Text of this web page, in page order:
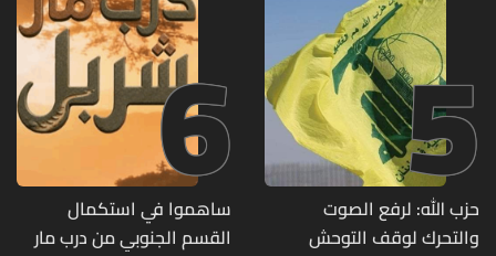
5
حزب الله: لرفع الصوت
والتحرك لوقف التوحش
6
ساهموا في استكمال
القسم الجنوبي من درب مار